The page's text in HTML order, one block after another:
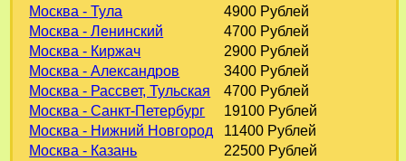
Москва - Тула
4900 Рублей
Москва - Ленинский
4700 Рублей
Москва - Киржач
2900 Рублей
Москва - Александров
3400 Рублей
Москва - Рассвет, Тульская
4700 Рублей
Москва - Санкт-Петербург
19100 Рублей
Москва - Нижний Новгород
11400 Рублей
Москва - Казань
22500 Рублей